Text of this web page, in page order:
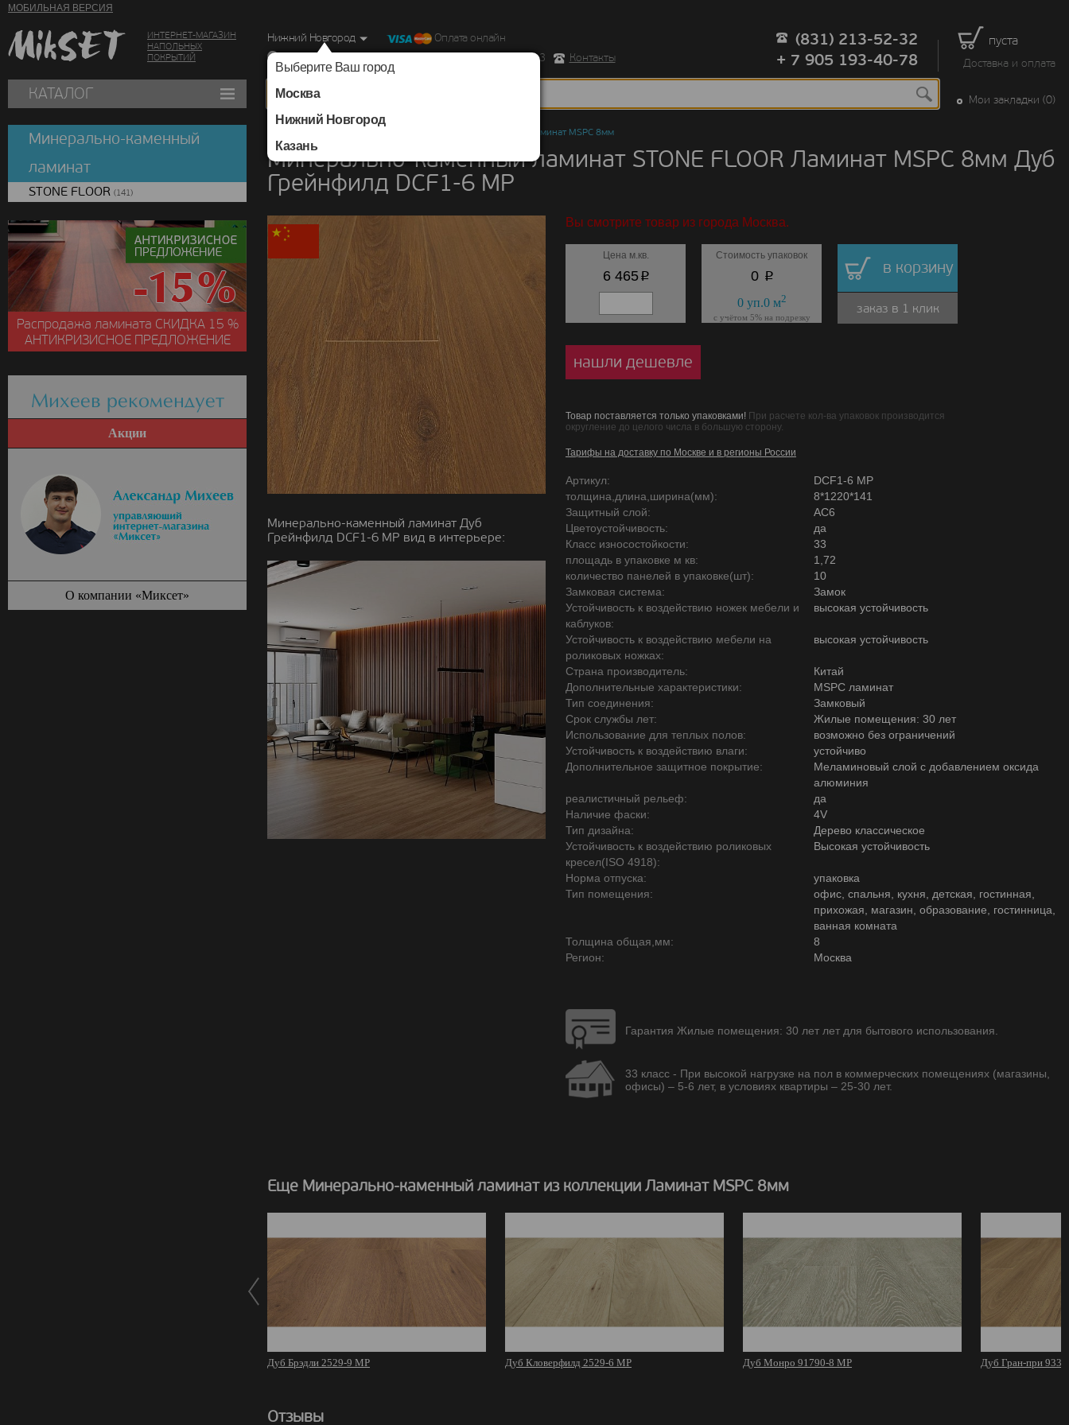
МОБИЛЬНАЯ ВЕРСИЯ
ИНТЕРНЕТ-МАГАЗИН
НАПОЛЬНЫХ
ПОКРЫТИЙ
пуста
Доставка и оплата
Нижний Новгород
Выберите Ваш город
Москва
Нижний Новгород
Казань
Оплата онлайн
г. Нижний Новгород, Ул. Республиканская д.43 корпус 3
Контакты
(831) 213-52-32
+ 7 905 193-40-78
КАТАЛОГ Мои закладки (0)
Ламинат MSPC 8мм
Минерально-каменный ламинат STONE FLOOR Ламинат MSPC 8мм Дуб
Грейнфилд DCF1-6 MР
Минерально-каменный ламинат Дуб
Грейнфилд DCF1-6 MР вид в интерьере:
Вы смотрите товар из города Москва.
Цена м.кв.
6 465p
Стоимость упаковок
0 p
0уп.0м2
с учётом 5% на подрезку
в корзину
заказ в 1 клик
нашли дешевле
Товар поставляется только упаковками! При расчете кол-ва упаковок производится
округление до целого числа в большую сторону.
Тарифы на доставку по Москве и в регионы России
Артикул:
DCF1-6 MР
толщина,длина,ширина(мм):
8*1220*141
Защитный слой:
AC6
Цветоустойчивость:
да
Класс износостойкости:
33
площадь в упаковке м кв:
1,72
количество панелей в упаковке(шт):
10
Замковая система:
Замок
Устойчивость к воздействию ножек мебели и
каблуков:
высокая устойчивость
Устойчивость к воздействию мебели на
роликовых ножках:
высокая устойчивость
Страна производитель:
Китай
Дополнительные характеристики:
MSPC ламинат
Тип соединения:
Замковый
Срок службы лет:
Жилые помещения: 30 лет
Использование для теплых полов:
возможно без ограничений
Устойчивость к воздействию влаги:
устойчиво
Дополнительное защитное покрытие:
Меламиновый слой с добавлением оксида
алюминия
реалистичный рельеф:
да
Наличие фаски:
4V
Тип дизайна:
Дерево классическое
Устойчивость к воздействию роликовых
кресел(ISO 4918):
Высокая устойчивость
Норма отпуска:
упаковка
Тип помещения:
офис, спальня, кухня, детская, гостинная,
прихожая, магазин, образование, гостинница,
ванная комната
Толщина общая,мм:
8
Регион:
Москва
Гарантия Жилые помещения: 30 лет лет для бытового использования.
33 класс - При высокой нагрузке на пол в коммерческих помещениях (магазины,
офисы) – 5-6 лет, в условиях квартиры – 25-30 лет.
Еще Минерально-каменный ламинат из коллекции Ламинат MSPC 8мм
Дуб Брэдли 2529-9 MР Дуб Кловерфилд 2529-6 MР Дуб Монро 91790-8 MР Дуб Гран-при
Отзывы
Минерально-каменный
ламинат
STONE FLOOR (141)
Распродажа ламината СКИДКА15 %
АНТИКРИЗИСНОЕ ПРЕДЛОЖЕНИЕ
Михеев рекомендует
Акции
О компании «Миксет»